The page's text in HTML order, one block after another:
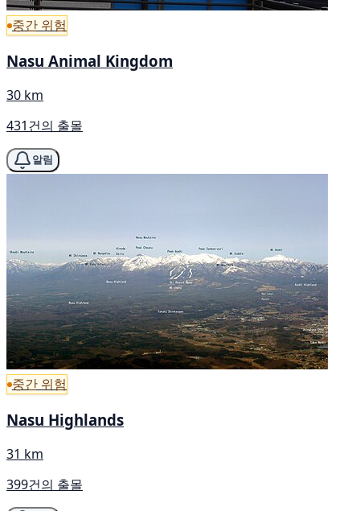
중간 위험
Nasu Animal Kingdom
30 km
431건의 출몰
알림
중간 위험
Nasu Highlands
31 km
399건의 출몰